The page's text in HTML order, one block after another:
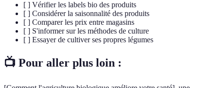
[ ] Vérifier les labels bio des produits
[ ] Considérer la saisonnalité des produits
[ ] Comparer les prix entre magasins
[ ] S'informer sur les méthodes de culture
[ ] Essayer de cultiver ses propres légumes
📺 Pour aller plus loin :